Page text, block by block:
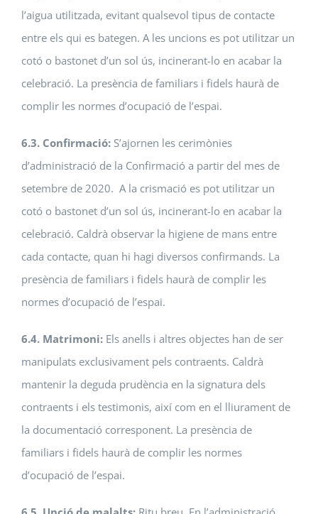
l’aigua utilitzada, evitant qualsevol tipus de contacte
entre els qui es bategen. A les uncions es pot utilitzar un
cotó o bastonet d’un sol ús, incinerant-lo en acabar la
celebració. La presència de familiars i fidels haurà de
complir les normes d’ocupació de l’espai.
6.3. Confirmació: S’ajornen les cerimònies
d’administració de la Confirmació a partir del mes de
setembre de 2020. A la crismació es pot utilitzar un
cotó o bastonet d’un sol ús, incinerant-lo en acabar la
celebració. Caldrà observar la higiene de mans entre
cada contacte, quan hi hagi diversos confirmands. La
presència de familiars i fidels haurà de complir les
normes d’ocupació de l’espai.
6.4. Matrimoni: Els anells i altres objectes han de ser
manipulats exclusivament pels contraents. Caldrà
mantenir la deguda prudència en la signatura dels
contraents i els testimonis, així com en el lliurament de
la documentació corresponent. La presència de
familiars i fidels haurà de complir les normes
d’ocupació de l’espai.